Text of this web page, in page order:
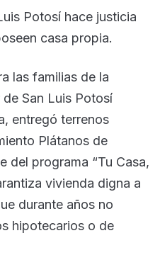
Potosí hace justicia
casa propia.
las familias de la
San Luis Potosí
entregó terrenos
Plátanos de
del programa “Tu Casa,
vivienda digna a
durante años no
hipotecarios o de